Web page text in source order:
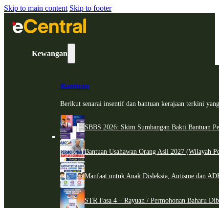
Skip to main content Skip to footer
Kewangan
Bantuan
Berikut senarai insentif dan bantuan kerajaan terkini
SBBS 2026: Skim Sumbangan Bakti Bantuan
Bantuan Usahawan Orang Asli 2027 (Wilayah
Manfaat untuk Anak Disleksia, Autisme dan
STR Fasa 4 – Rayuan / Permohonan Baharu